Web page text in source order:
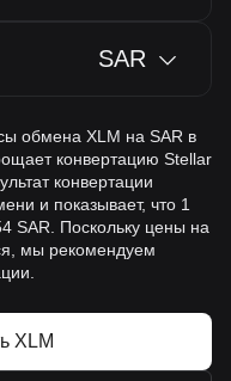
SAR
обмена XLM на SAR в
конвертацию Stellar
конвертации
и показывает, что 1
SAR. Поскольку цены на
мы рекомендуем
XLM